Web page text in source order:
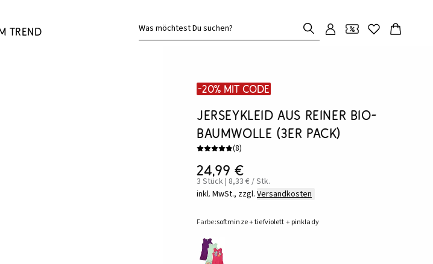
Trend Was möchtest Du suchen?
-20% mit Code
Jerseykleid aus reiner Bio-
Baumwolle (3er Pack)
(8)
24,99 €
3 Stück | 8,33 € / Stk.
inkl. MwSt., zzgl. Versandkosten
Farbe:softminze + tiefviolett + pinklady